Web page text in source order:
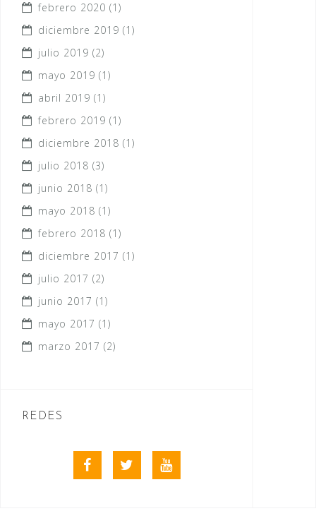
febrero 2020 (1)
diciembre 2019 (1)
julio 2019 (2)
mayo 2019 (1)
abril 2019 (1)
febrero 2019 (1)
diciembre 2018 (1)
julio 2018 (3)
junio 2018 (1)
mayo 2018 (1)
febrero 2018 (1)
diciembre 2017 (1)
julio 2017 (2)
junio 2017 (1)
mayo 2017 (1)
marzo 2017 (2)
REDES
Facebook Twitter Youtube